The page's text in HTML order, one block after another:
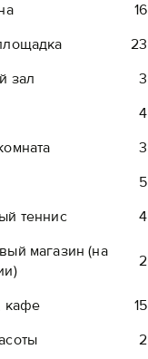
16
23
зал
3
4
3
5
теннис
4
магазин (на
2
кафе
15
2